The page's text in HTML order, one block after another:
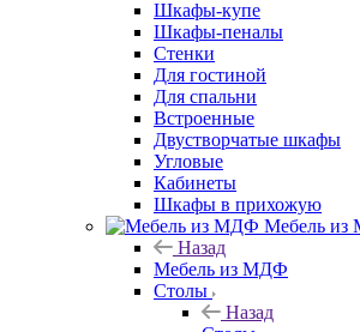
Шкафы-купе
Шкафы-пеналы
Стенки
Для гостиной
Для спальни
Встроенные
Двустворчатые шкафы
Угловые
Кабинеты
Шкафы в прихожую
Мебель
Назад
Мебель из МДФ
Столы
Назад